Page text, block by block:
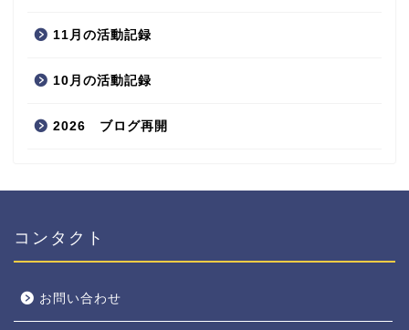
11月の活動記録
10月の活動記録
2026 ブログ再開
コンタクト
お問い合わせ